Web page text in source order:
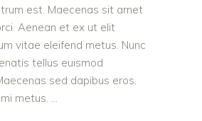
est. Maecenas sit amet
Aenean et ex ut elit
vitae eleifend metus. Nunc
tellus euismod
sed dapibus eros.
metus.